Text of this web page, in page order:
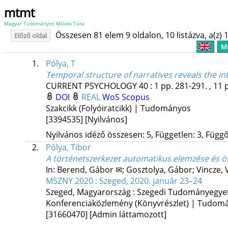
mtmt
Magyar Tudományos Művek Tára
Előző oldal Összesen 81 elem 9 oldalon, 10 listázva, a(z)
1.
Pólya, T
Temporal structure of narratives reveals the
CURRENT PSYCHOLOGY40: 1 pp. 281-291. , 11
DOI
REALWoS Scopus
Szakcikk (Folyóiratcikk) | Tudományos
[3394535] [Nyilvános]
Nyilvános idéző összesen: 5, Független: 3,
2.
Pólya, Tibor
A történetszerkezet automatikus elemzése és
In: Berend, Gábor ✉; Gosztolya, Gábor; Vincze,
MSZNY 2020 : Szeged, 2020. január 23–24
Szeged, Magyarország : Szegedi
Konferenciaközlemény (Könyvrészlet) |
[31660470] [Admin láttamozott]